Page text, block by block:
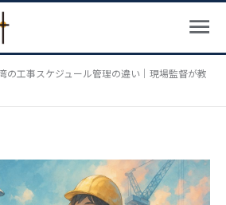
ニ
ュ
ー
の工事スケジュール管理の違い｜現場監督が教